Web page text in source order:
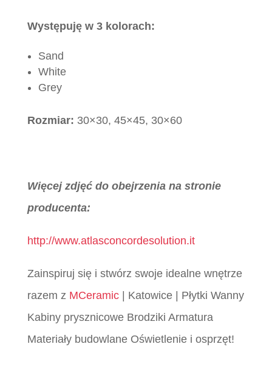
Występuję w 3 kolorach:
Sand
White
Grey
Rozmiar: 30×30, 45×45, 30×60
Więcej zdjęć do obejrzenia na stronie
producenta:
http://www.atlasconcordesolution.it
Zainspiruj się i stwórz swoje idealne wnętrze
razem z MCeramic| Katowice | Płytki Wanny
Kabiny prysznicowe Brodziki Armatura
Materiały budowlane Oświetlenie i osprzęt!